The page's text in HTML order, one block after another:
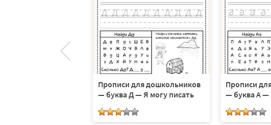
Прописи для дошкольников
— буква Д — Я могу писать
Прописи
— буква А —